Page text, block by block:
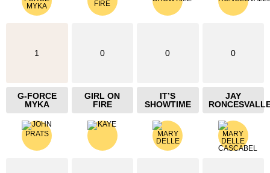
1
G-FORCE
MYKA
0
GIRL ON
FIRE
0
IT’S
SHOWTIME
0
JAY